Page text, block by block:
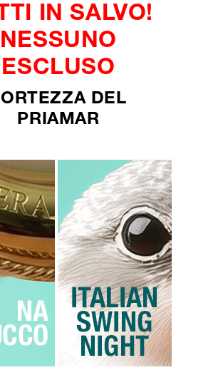
IN SALVO!
NESSUNO
ESCLUSO
DEL
PRIAMAR